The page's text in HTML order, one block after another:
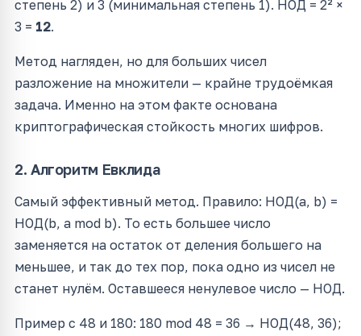
степень 2) и 3 (минимальная степень 1). НОД = 2² ×
3 = 12.
Метод нагляден, но для больших чисел
разложение на множители — крайне трудоёмкая
задача. Именно на этом факте основана
криптографическая стойкость многих шифров.
2. Алгоритм Евклида
Самый эффективный метод. Правило: НОД(a, b) =
НОД(b, a mod b). То есть большее число
заменяется на остаток от деления большего на
меньшее, и так до тех пор, пока одно из чисел не
станет нулём. Оставшееся ненулевое число — НОД.
Пример с 48 и 180: 180 mod 48 = 36 → НОД(48, 36);